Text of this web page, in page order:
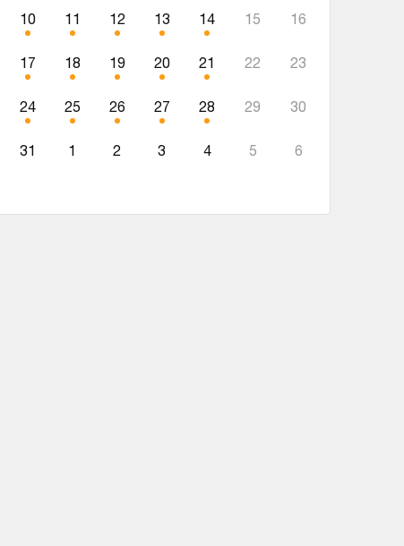
10 11 12 13 14 15 16
17 18 19 20 21 22 23
24 25 26 27 28 29 30
31 1 2 3 4 5 6